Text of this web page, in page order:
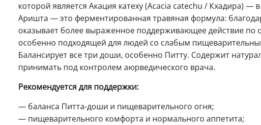
которой является Акация катеху (Acacia catechu / Кхадира) —
Аришта — это ферментированная травяная формула:
оказывает более выраженное поддерживающее действие по
особенно подходящей для людей со слабым
Балансирует все три доши, особенно Питту. Содержит
принимать под контролем аюрведического врача.
Рекомендуется для поддержки:
— баланса Питта-доши и пищеварительного огня;
— пищеварительного комфорта и нормального аппетита;